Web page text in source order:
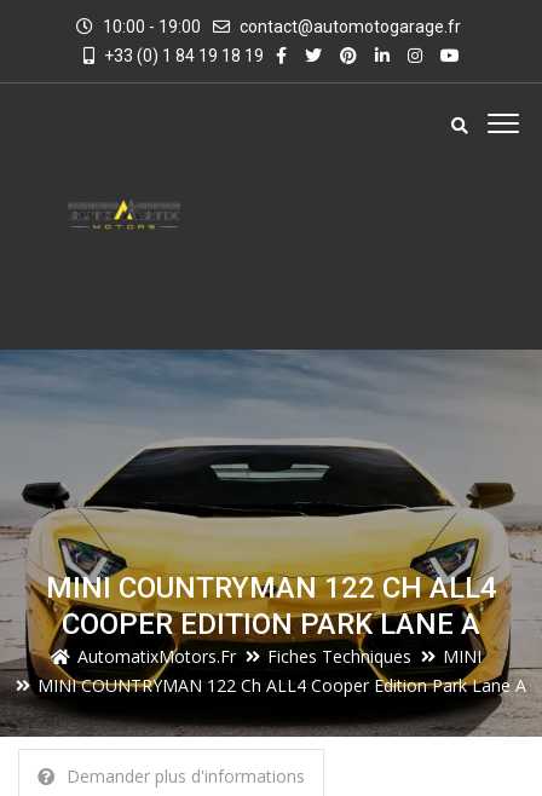
10:00 - 19:00
contact@automotogarage.fr
+33 (0) 1 84 19 18 19
MINI COUNTRYMAN 122 CH ALL4
COOPER EDITION PARK LANE A
AutomatixMotors.fr Fiches Techniques
MINI
MINI COUNTRYMAN 122 Ch ALL4 Cooper Edition Park Lane A
Demander plus d'informations